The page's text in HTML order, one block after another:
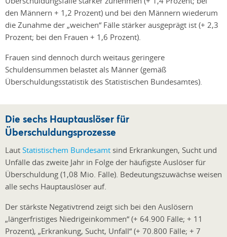
den Männern + 1,2 Prozent) und bei den Männern wiederum
die Zunahme der „weichen“ Fälle stärker ausgeprägt ist (+ 2,3
Prozent; bei den Frauen + 1,6 Prozent).
Frauen sind dennoch durch weitaus geringere
Schuldensummen belastet als Männer (gemäß
Überschuldungsstatistik des Statistischen Bundesamtes).
Die sechs Hauptauslöser für
Überschuldungsprozesse
Laut Statistischem Bundesamt sind Erkrankungen, Sucht und
Unfälle das zweite Jahr in Folge der häufigste Auslöser für
Überschuldung (1,08 Mio. Fälle). Bedeutungszuwächse weisen
alle sechs Hauptauslöser auf.
Der stärkste Negativtrend zeigt sich bei den Auslösern
„längerfristiges Niedrigeinkommen“ (+ 64.900 Fälle; + 11
Prozent), „Erkrankung, Sucht, Unfall“ (+ 70.800 Fälle; + 7